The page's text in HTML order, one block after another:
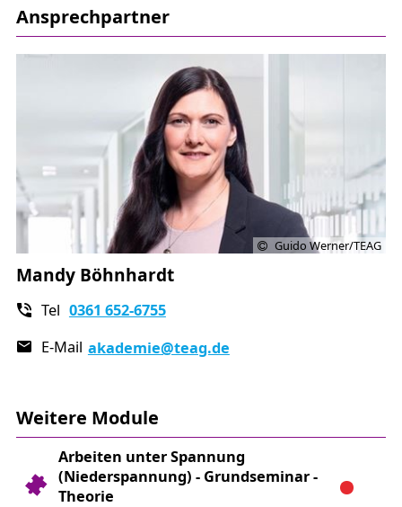
Ansprechpartner
Guido Werner/TEAG
Mandy Böhnhardt
Tel 0361 652-6755
E-Mail akademie@teag.de
Weitere Module
Arbeiten unter Spannung
(Niederspannung) - Grundseminar -
Theorie